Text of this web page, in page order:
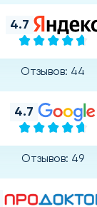
4.7
Отзывов: 44
4.7
Отзывов: 49